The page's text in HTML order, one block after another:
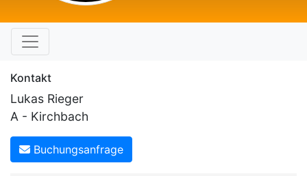
Kontakt
Lukas Rieger
A - Kirchbach
Buchungsanfrage